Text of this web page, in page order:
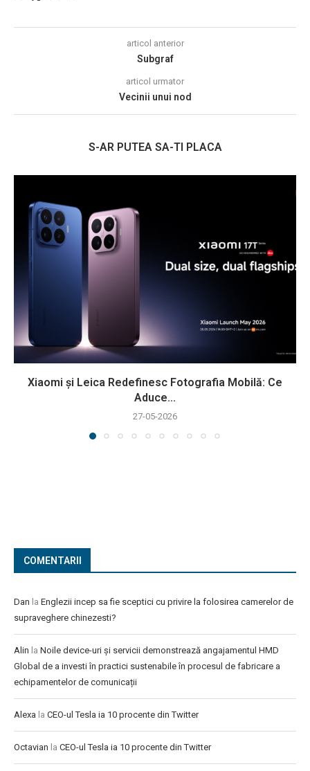
articol anterior
Subgraf
articol urmator
Vecinii unui nod
S-AR PUTEA SA-TI PLACA
Xiaomi și Leica Redefinesc Fotografia Mobilă: Ce
Aduce...
27-05-2026
COMENTARII
Dan la Englezii incep sa fie sceptici cu privire la folosirea camerelor de
supraveghere chinezesti?
Alin la Noile device-uri și servicii demonstrează angajamentul HMD
Global de a investi în practici sustenabile în procesul de fabricare a
echipamentelor de comunicații
Alexa la CEO-ul Tesla ia 10 procente din Twitter
Octavian la CEO-ul Tesla ia 10 procente din Twitter